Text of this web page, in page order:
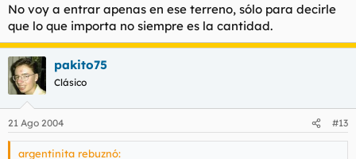
No voy a entrar apenas en ese terreno, sólo para decirle
que lo que importa no siempre es la cantidad.
pakito75
Clásico
21 Ago 2004 #13
argentinita rebuznó: